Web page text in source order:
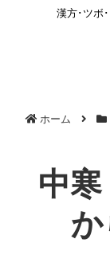
漢方･ツボ
ホーム
中寒